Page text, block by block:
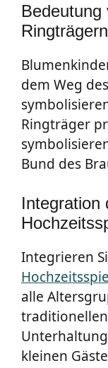
Bedeutung
Ringträgern
dem Weg
Ringträger
Bund des
Integration
Integrieren
alle
kleinen